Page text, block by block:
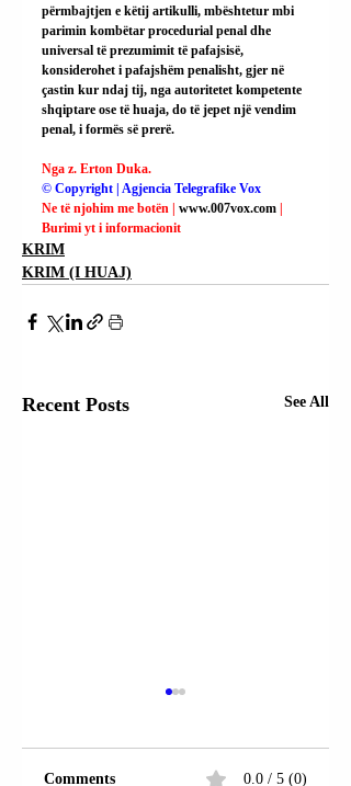
përmbajtjen e këtij artikulli, mbështetur mbi
parimin kombëtar procedurial penal dhe
universal të prezumimit të pafajsisë,
konsiderohet i pafajshëm penalisht, gjer në
çastin kur ndaj tij, nga autoritetet kompetente
shqiptare ose të huaja, do të jepet një vendim
penal, i formës së prerë.
Nga z. Erton Duka.
© Copyright | Agjencia Telegrafike Vox
Ne të njohim me botën | www.007vox.com
Burimi yt i informacionit
KRIM
KRIM (I HUAJ)
Recent Posts See All
Comments 0.0 / 5 (0)